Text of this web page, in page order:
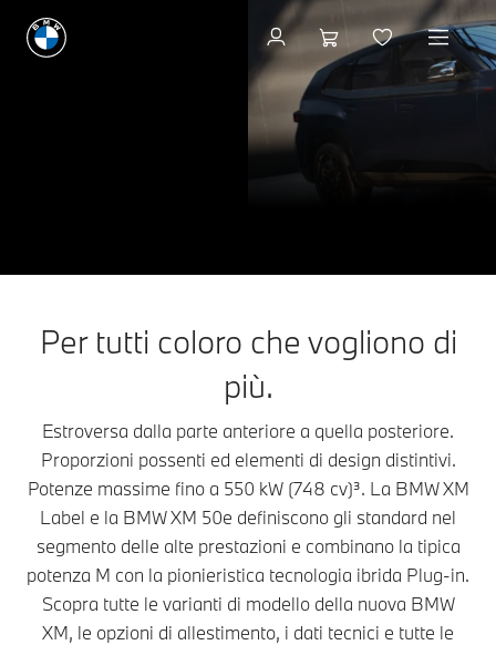
THE NEW
XM
I nuovi Modelli BMW
Configurazione & Prezzi
Per tutti coloro che vogliono di
più.
Estroversa dalla parte anteriore a quella posteriore.
Proporzioni possenti ed elementi di design distintivi.
Potenze massime fino a 550 kW (748 cv)³. La BMW XM
Label e la BMW XM 50e definiscono gli standard nel
segmento delle alte prestazioni e combinano la tipica
potenza M con la pionieristica tecnologia ibrida Plug-in.
Scopra tutte le varianti di modello della nuova BMW
XM, le opzioni di allestimento, i dati tecnici e tutte le